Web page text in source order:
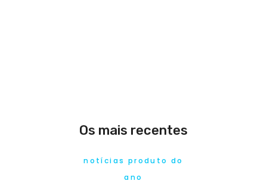
Os mais recentes
notícias produto do
ano